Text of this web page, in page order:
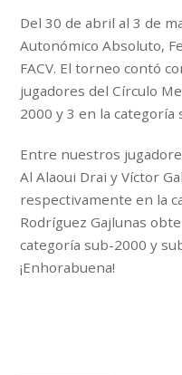
Del 30 de abril al 3 de
Autonómico Absoluto,
FACV. El torneo contó
jugadores del Círculo
2000 y 3 en la categoría
Entre nuestros
Al Alaoui Drai y Víctor
respectivamente en la
Rodríguez Gajlunas
categoría sub-2000 y
¡Enhorabuena!